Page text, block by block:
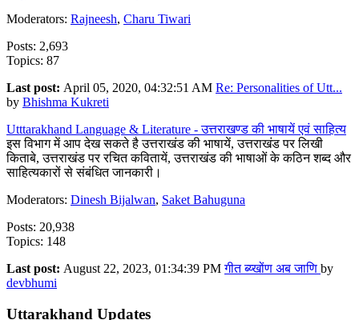
Moderators: Rajneesh, Charu Tiwari
Posts: 2,693
Topics: 87
Last post: April 05, 2020, 04:32:51 AM Re: Personalities of Utt...
by Bhishma Kukreti
Utttarakhand Language & Literature - उत्तराखण्ड की भाषायें एवं साहित्य
इस विभाग में आप देख सकते है उत्तराखंड की भाषायें, उत्तराखंड पर लिखी
किताबे, उत्तराखंड पर रचित कवितायें, उत्तराखंड की भाषाओं के कठिन शब्द और
साहित्यकारों से संबंधित जानकारी।
Moderators: Dinesh Bijalwan, Saket Bahuguna
Posts: 20,938
Topics: 148
Last post: August 22, 2023, 01:34:39 PMगीत ब्य्खोंण अब जाणि by
devbhumi
Uttarakhand Updates